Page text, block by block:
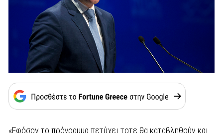
«Εφόσον το πρόγραμμα πετύχει τοτε θα καταβληθούν και